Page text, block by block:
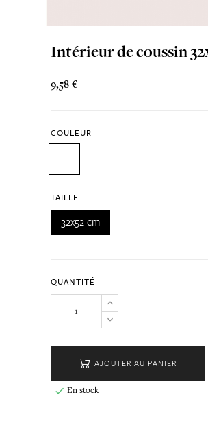
Intérieur de coussin
9,58 €
COULEUR
TAILLE
32x52 cm
QUANTITÉ
AJOUTER AU PANIER
 En stock